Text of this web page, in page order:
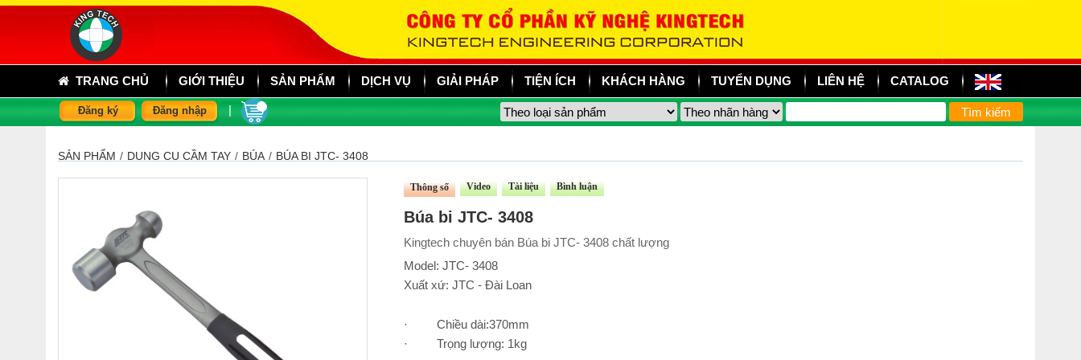
TRANG CHỦ GIỚI THIỆU SẢN PHẨM DỊCH VỤ GIẢI PHÁP TIỆN ÍCH KHÁCH HÀNG TUYỂN DỤNG LIÊN HỆ CATALOG
Đăng ký Đăng nhập
SẢN PHẨM / DỤNG CỤ CẦM TAY / BÚA / BÚA BI JTC- 3408
Thông số Video Tài liệu Bình luận
Búa bi JTC- 3408
Kingtech chuyên bán Búa bi JTC- 3408 chất lượng
Model: JTC- 3408
Xuất xứ: JTC - Đài Loan
· Chiều dài:370mm
· Trọng lượng: 1kg